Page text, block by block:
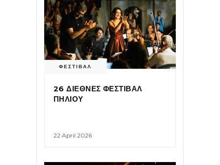
ΦΕΣΤΙΒΑΛ
26 ΔΙΕΘΝΕΣ ΦΕΣΤΙΒΑΛ
ΠΗΛΙΟΥ
22 April 2026